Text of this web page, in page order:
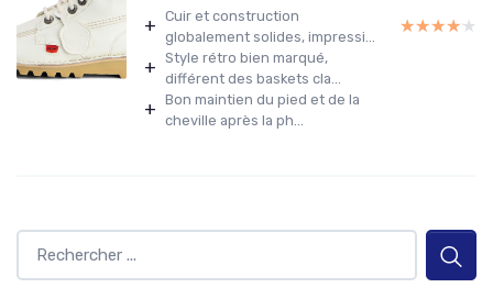
+ Cuir et construction
globalement solides, impressi...
+ Style rétro bien marqué,
différent des baskets cla...
+ Bon maintien du pied et de la
cheville après la ph...
★★★★★
★★★★★